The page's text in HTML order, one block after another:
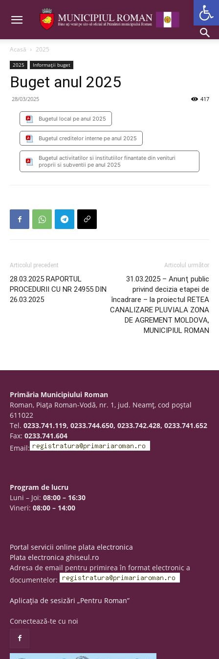
Acasă 2025
2025 Informații buget
Buget anul 2025
28/03/2025 417
Bugetul local pe anul 2025
Bugetul creditelor interne pe anul 2025
Bugetul activitatilor si institutiilor finantate din venituri
proprii si subventii pe anul 2025
Articolul precedent
28.03.2025 RAPORTUL
PROCEDURII CU NR 24955 DIN
26.03.2025
Articolul următor
31.03.2025 – Anunţ public
privind decizia etapei de
încadrare – la proiectul RETEA
CANALIZARE PLUVIALA ZONA
DE AGREMENT MOLDOVA,
MUNICIPIUL ROMAN
Primăria Municipiului Roman
Roman, Piaţa Roman-Vodă, nr. 1, jud. Neamţ, cod poştal
611022
Tel. 0233.741.119, 0233.744.650, 0233.742.428, 0233.741.652
Fax: 0233.741.604
Email:
Program de lucru
Luni – Joi: 08:00 – 16:30
Vineri: 08:00 – 14:00
Portal servicii online plata electronica
Plata electronica ghiseul.ro
Adresa de email pentru primirea în format electronic a
documentelor:
Aplicația de sesizări „Pentru Roman”
Conectează-te cu noi